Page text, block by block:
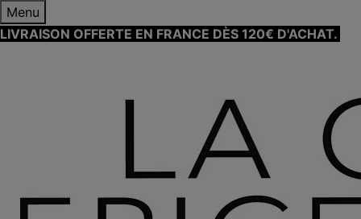
Menu
LIVRAISON OFFERTE EN FRANCE DÈS 120€ D'ACHAT.